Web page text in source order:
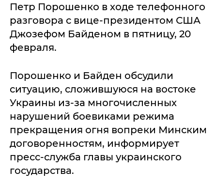
Петр Порошенко в ходе телефонного
разговора с вице-президентом США
Джозефом Байденом в пятницу, 20
февраля.
Порошенко и Байден обсудили
ситуацию, сложившуюся на востоке
Украины из-за многочисленных
нарушений боевиками режима
прекращения огня вопреки Минским
договоренностям, информирует
пресс-служба главы украинского
государства.